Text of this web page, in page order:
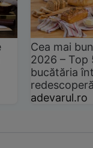
Cea mai
2026 –
bucătăria
adevarul.ro